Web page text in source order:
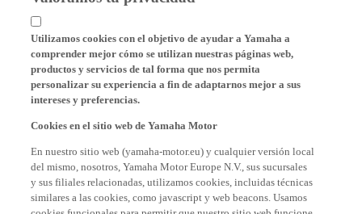
comprender mejor cómo se utilizan nuestras páginas web,
productos y servicios de tal forma que nos permita
personalizar su experiencia a fin de adaptarnos mejor a sus
intereses y preferencias.
del mismo, nosotros, Yamaha Motor Europe N.V., sus sucursales
y sus filiales relacionadas, utilizamos cookies, incluidas técnicas
similares a las cookies, como javascript y web beacons. Usamos
cookies funcionales para permitir que nuestro sitio web funcione